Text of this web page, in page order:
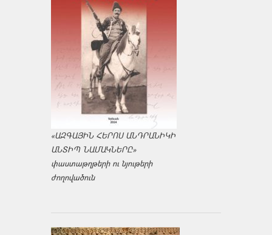
«ԱԶԳԱՅԻՆ ՀԵՐՈՍ ԱՆԴՐԱՆԻԿԻ
ԱՆՏԻՊ ՆԱՄԱԿՆԵՐԸ»
փաստաթղթերի ու նյութերի
ժողովածուն